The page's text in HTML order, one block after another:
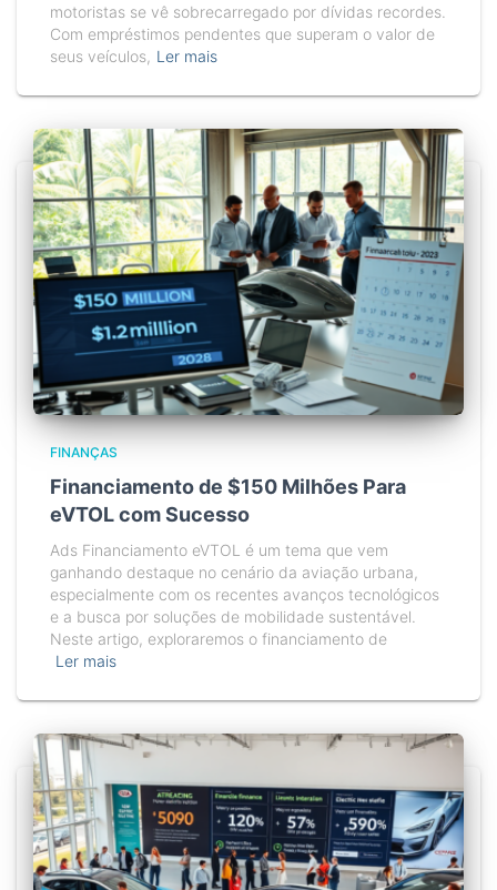
motoristas se vê sobrecarregado por dívidas recordes.
Com empréstimos pendentes que superam o valor de
seus veículos, Ler mais
FINANÇAS
Financiamento de $150 Milhões Para
eVTOL com Sucesso
Ads Financiamento eVTOL é um tema que vem
ganhando destaque no cenário da aviação urbana,
especialmente com os recentes avanços tecnológicos
e a busca por soluções de mobilidade sustentável.
Neste artigo, exploraremos o financiamento de
Ler mais